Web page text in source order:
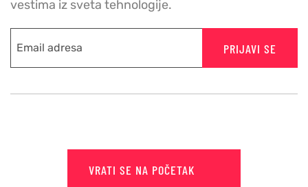
vestima iz sveta tehnologije.
PRIJAVI SE
VRATI SE NA POČETAK